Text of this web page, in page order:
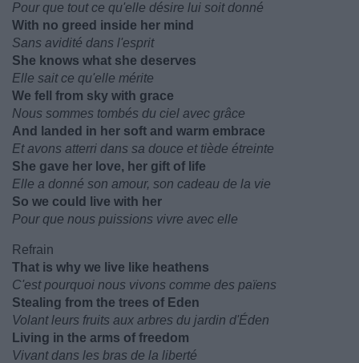
Pour que tout ce qu'elle désire lui soit donné
With no greed inside her mind
Sans avidité dans l'esprit
She knows what she deserves
Elle sait ce qu'elle mérite
We fell from sky with grace
Nous sommes tombés du ciel avec grâce
And landed in her soft and warm embrace
Et avons atterri dans sa douce et tiède étreinte
She gave her love, her gift of life
Elle a donné son amour, son cadeau de la vie
So we could live with her
Pour que nous puissions vivre avec elle
Refrain
That is why we live like heathens
C'est pourquoi nous vivons comme des païens
Stealing from the trees of Eden
Volant leurs fruits aux arbres du jardin d'Éden
Living in the arms of freedom
Vivant dans les bras de la liberté